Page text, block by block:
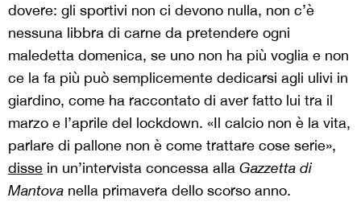
dovere: gli sportivi non ci devono nulla, non c’è
nessuna libbra di carne da pretendere ogni
maledetta domenica, se uno non ha più voglia e non
ce la fa più può semplicemente dedicarsi agli ulivi in
giardino, come ha raccontato di aver fatto lui tra il
marzo e l’aprile del lockdown. «Il calcio non è la vita,
parlare di pallone non è come trattare cose serie»,
disse in un’intervista concessa alla Gazzetta di
Mantova nella primavera dello scorso anno.